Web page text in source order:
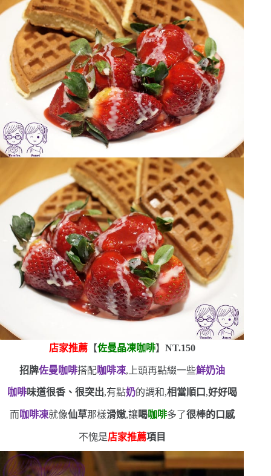
店家推薦【佐曼晶凍咖啡】 NT.150
招牌佐曼咖啡搭配咖啡凍,上頭再點綴一些鮮奶油
咖啡味道很香、很突出,有點奶的調和,相當順口 ,好好喝
而咖啡凍就像仙草那樣滑嫩,讓喝咖啡多了很棒的口感
不愧是店家推薦項目